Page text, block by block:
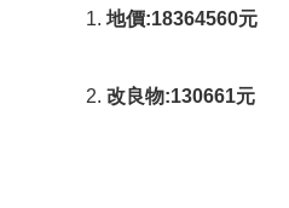
地價:18364560元
改良物:130661元